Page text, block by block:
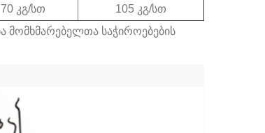
70 კგ/სთ
105 კგ/სთ
მომხმარებელთა საჭიროებების